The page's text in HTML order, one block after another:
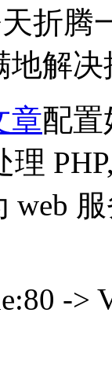
折腾
地解决
章配置
理
web
->